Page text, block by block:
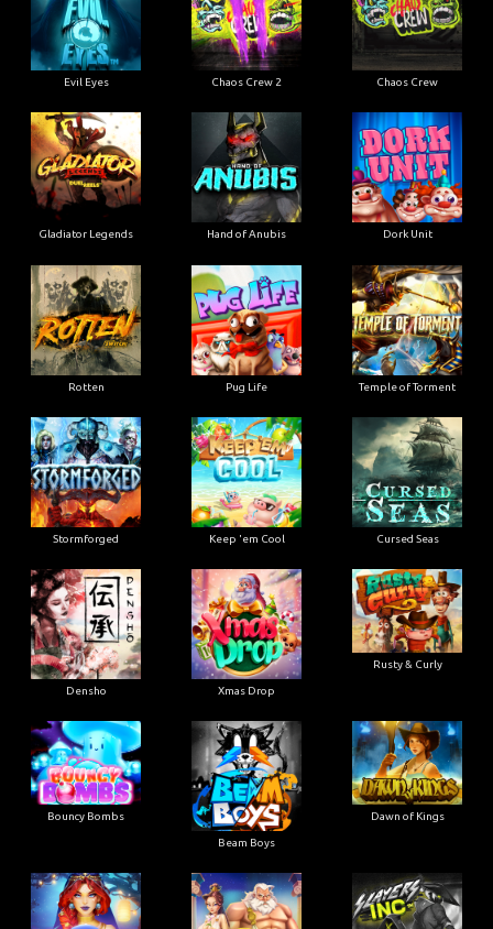
Evil Eyes Chaos Crew 2 Chaos Crew
Gladiator Legends Hand of Anubis Dork Unit
Rotten Pug Life Temple of Torment
Stormforged Keep 'em Cool Cursed Seas
Densho Xmas Drop
Rusty & Curly
Bouncy Bombs
Beam Boys
Dawn of Kings